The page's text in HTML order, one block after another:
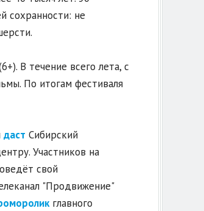
сохранности: не
В течение всего лета, с
По итогам фестиваля
даст Сибирский
Участников на
свой
"Продвижение"
главного